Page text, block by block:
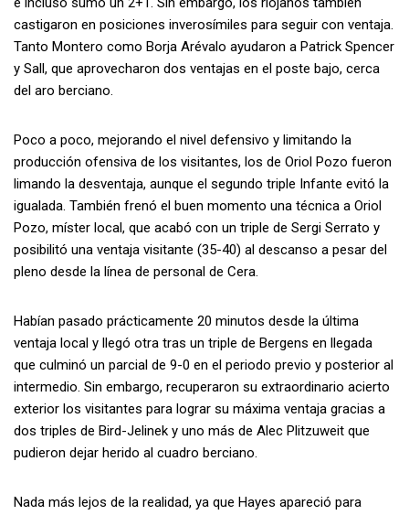
castigaron en posiciones inverosímiles para seguir con ventaja.
Tanto Montero como Borja Arévalo ayudaron a Patrick Spencer
y Sall, que aprovecharon dos ventajas en el poste bajo, cerca
del aro berciano.
Poco a poco, mejorando el nivel defensivo y limitando la
producción ofensiva de los visitantes, los de Oriol Pozo fueron
limando la desventaja, aunque el segundo triple Infante evitó la
igualada. También frenó el buen momento una técnica a Oriol
Pozo, míster local, que acabó con un triple de Sergi Serrato y
posibilitó una ventaja visitante (35-40) al descanso a pesar del
pleno desde la línea de personal de Cera.
Habían pasado prácticamente 20 minutos desde la última
ventaja local y llegó otra tras un triple de Bergens en llegada
que culminó un parcial de 9-0 en el periodo previo y posterior al
intermedio. Sin embargo, recuperaron su extraordinario acierto
exterior los visitantes para lograr su máxima ventaja gracias a
dos triples de Bird-Jelinek y uno más de Alec Plitzuweit que
pudieron dejar herido al cuadro berciano.
Nada más lejos de la realidad, ya que Hayes apareció para